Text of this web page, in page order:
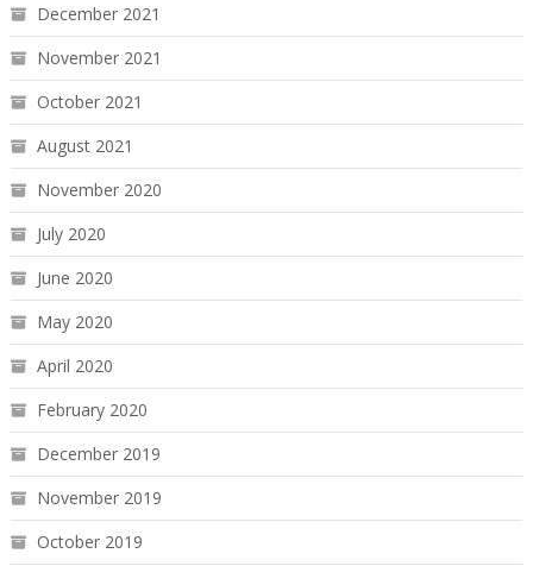
December 2021
November 2021
October 2021
August 2021
November 2020
July 2020
June 2020
May 2020
April 2020
February 2020
December 2019
November 2019
October 2019